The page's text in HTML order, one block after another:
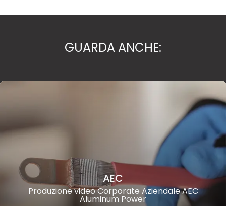
GUARDA ANCHE:
AEC
Produzione video Corporate Aziendale AEC
Aluminum Power